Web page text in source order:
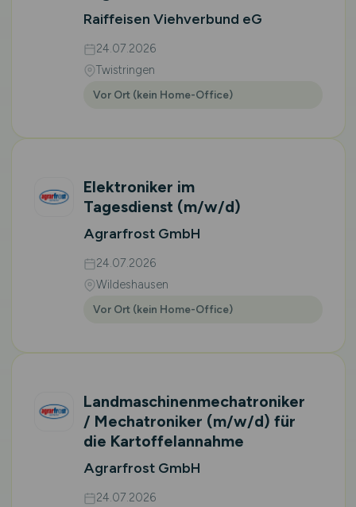
Raiffeisen Viehverbund eG
24.07.2026
Twistringen
Vor Ort (kein Home-Office)
Elektroniker im
Tagesdienst (m/w/d)
Agrarfrost GmbH
24.07.2026
Wildeshausen
Vor Ort (kein Home-Office)
Landmaschinenmechatroniker
/ Mechatroniker (m/w/d) für
die Kartoffelannahme
Agrarfrost GmbH
24.07.2026